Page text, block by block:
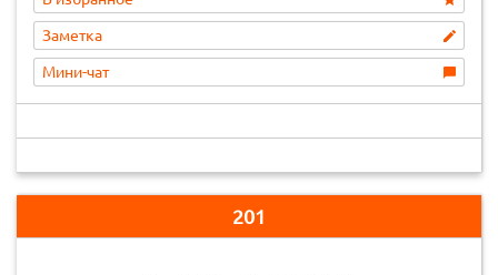
Заметка
Мини-чат
201